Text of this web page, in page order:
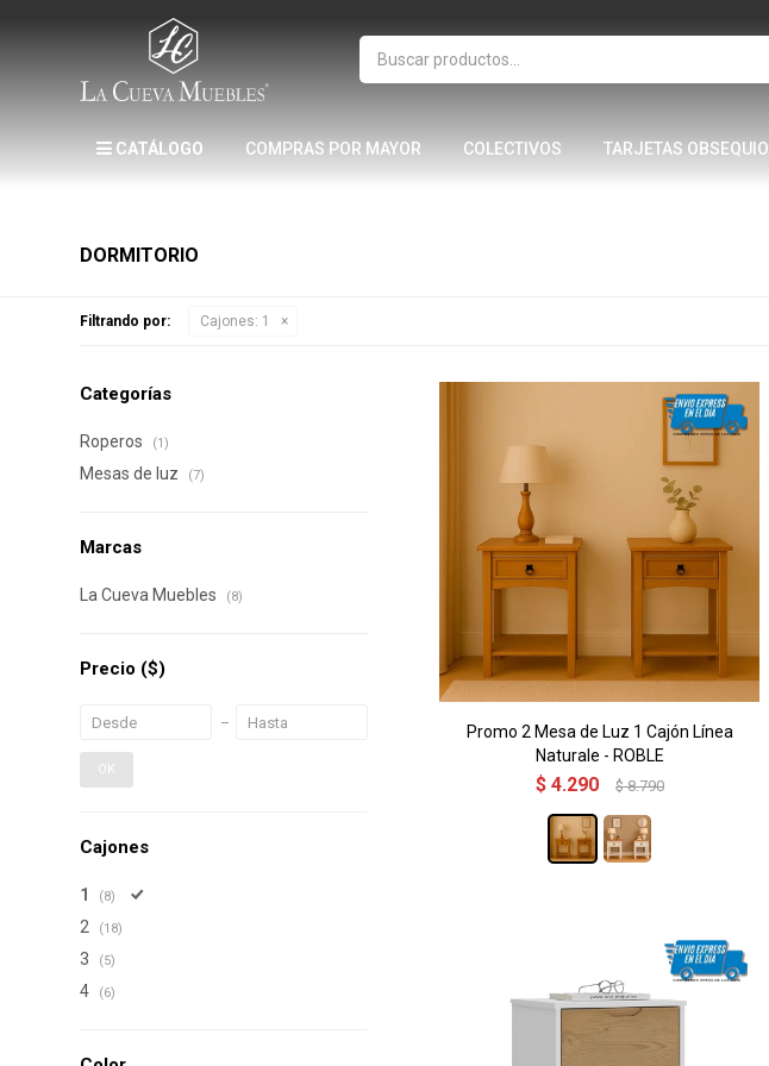
CATÁLOGO COMPRAS POR MAYOR COLECTIVOS TARJETAS OBSEQUIO
DORMITORIO
Filtrando por: Cajones: 1
Promo 2 Mesa de Luz 1 Cajón Línea
Naturale - ROBLE
$ 4.290 $ 8.790
Categorías
Roperos (1)
Mesas de luz (7)
Marcas
La Cueva Muebles (8)
Precio ($)
OK
Cajones
1 (8)
2 (18)
3 (5)
4 (6)